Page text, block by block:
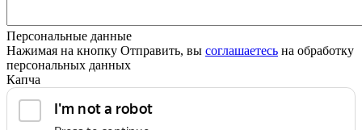
Персональные данные
Нажимая на кнопку Отправить, вы соглашаетесь на обработку
персональных данных
Капча